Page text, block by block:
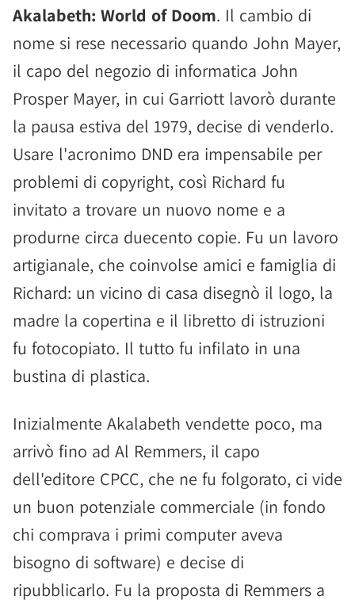
Akalabeth: World of Doom. Il cambio di
nome si rese necessario quando John Mayer,
il capo del negozio di informatica John
Prosper Mayer, in cui Garriott lavorò durante
la pausa estiva del 1979, decise di venderlo.
Usare l'acronimo DND era impensabile per
problemi di copyright, così Richard fu
invitato a trovare un nuovo nome e a
produrne circa duecento copie. Fu un lavoro
artigianale, che coinvolse amici e famiglia di
Richard: un vicino di casa disegnò il logo, la
madre la copertina e il libretto di istruzioni
fu fotocopiato. Il tutto fu infilato in una
bustina di plastica.
Inizialmente Akalabeth vendette poco, ma
arrivò fino ad Al Remmers, il capo
dell'editore CPCC, che ne fu folgorato, ci vide
un buon potenziale commerciale (in fondo
chi comprava i primi computer aveva
bisogno di software) e decise di
ripubblicarlo. Fu la proposta di Remmers a